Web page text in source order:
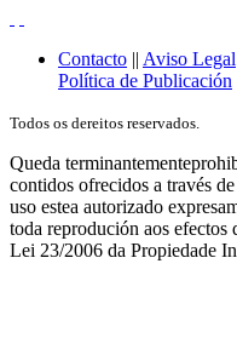
Contacto || Aviso Legal
Política de Publicación
Todos os dereitos reservados.
Queda
contidos ofrecidos a través
uso estea autorizado
toda reprodución aos
Lei 23/2006 da Propiedade